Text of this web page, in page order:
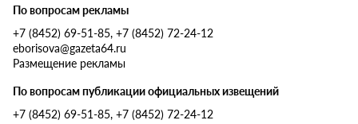
По вопросам рекламы
+7 (8452) 69-51-85, +7 (8452) 72-24-12
eborisova@gazeta64.ru
Размещение рекламы
По вопросам публикации официальных извещений
+7 (8452) 69-51-85, +7 (8452) 72-24-12